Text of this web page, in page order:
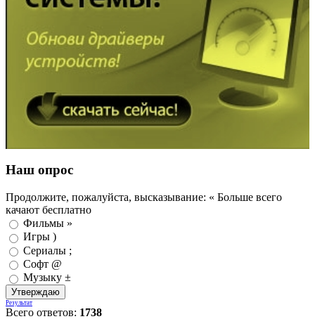
Наш опрос
Продолжите, пожалуйста, высказывание: « Больше всего
качают бесплатно
Фильмы »
Игры )
Сериалы ;
Софт @
Музыку ±
Результат
Всего ответов: 1738